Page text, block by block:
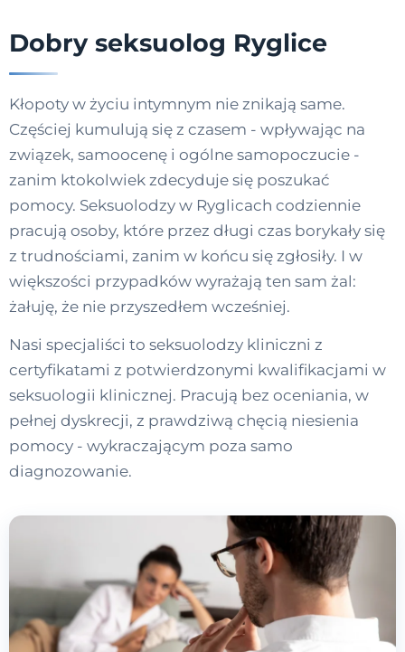
Dobry seksuolog Ryglice
Kłopoty w życiu intymnym nie znikają same.
Częściej kumulują się z czasem - wpływając na
związek, samoocenę i ogólne samopoczucie -
zanim ktokolwiek zdecyduje się poszukać
pomocy. Seksuolodzy w Ryglicach codziennie
pracują osoby, które przez długi czas borykały się
z trudnościami, zanim w końcu się zgłosiły. I w
większości przypadków wyrażają ten sam żal:
żałuję, że nie przyszedłem wcześniej.
Nasi specjaliści to seksuolodzy kliniczni z
certyfikatami z potwierdzonymi kwalifikacjami w
seksuologii klinicznej. Pracują bez oceniania, w
pełnej dyskrecji, z prawdziwą chęcią niesienia
pomocy - wykraczającym poza samo
diagnozowanie.